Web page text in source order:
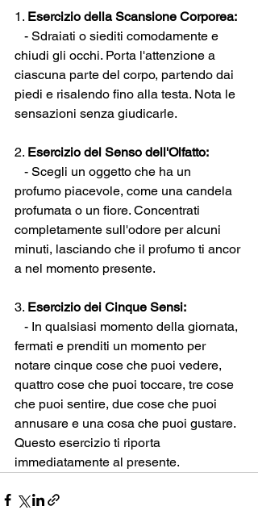
1. Esercizio della Scansione Corporea:
- Sdraiati o siediti comodamente e
chiudi gli occhi. Porta l'attenzione a
ciascuna parte del corpo, partendo dai
piedi e risalendo fino alla testa. Nota le
sensazioni senza giudicarle.
2. Esercizio del Senso dell'Olfatto:
- Scegli un oggetto che ha un
profumo piacevole, come una candela
profumata o un fiore. Concentrati
completamente sull'odore per alcuni
minuti, lasciando che il profumo ti ancor
a nel momento presente.
3. Esercizio dei Cinque Sensi:
- In qualsiasi momento della giornata,
fermati e prenditi un momento per
notare cinque cose che puoi vedere,
quattro cose che puoi toccare, tre cose
che puoi sentire, due cose che puoi
annusare e una cosa che puoi gustare.
Questo esercizio ti riporta
immediatamente al presente.